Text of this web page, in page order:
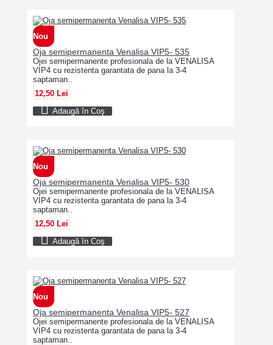
Nou
Oja semipermanenta Venalisa VIP5- 535
Ojei semipermanente profesionala de la VENALISA
VIP4 cu rezistenta garantata de pana la 3-4
saptaman..
12,50 Lei
Adaugă în Coş
Nou
Oja semipermanenta Venalisa VIP5- 530
Ojei semipermanente profesionala de la VENALISA
VIP4 cu rezistenta garantata de pana la 3-4
saptaman..
12,50 Lei
Adaugă în Coş
Nou
Oja semipermanenta Venalisa VIP5- 527
Ojei semipermanente profesionala de la VENALISA
VIP4 cu rezistenta garantata de pana la 3-4
saptaman..